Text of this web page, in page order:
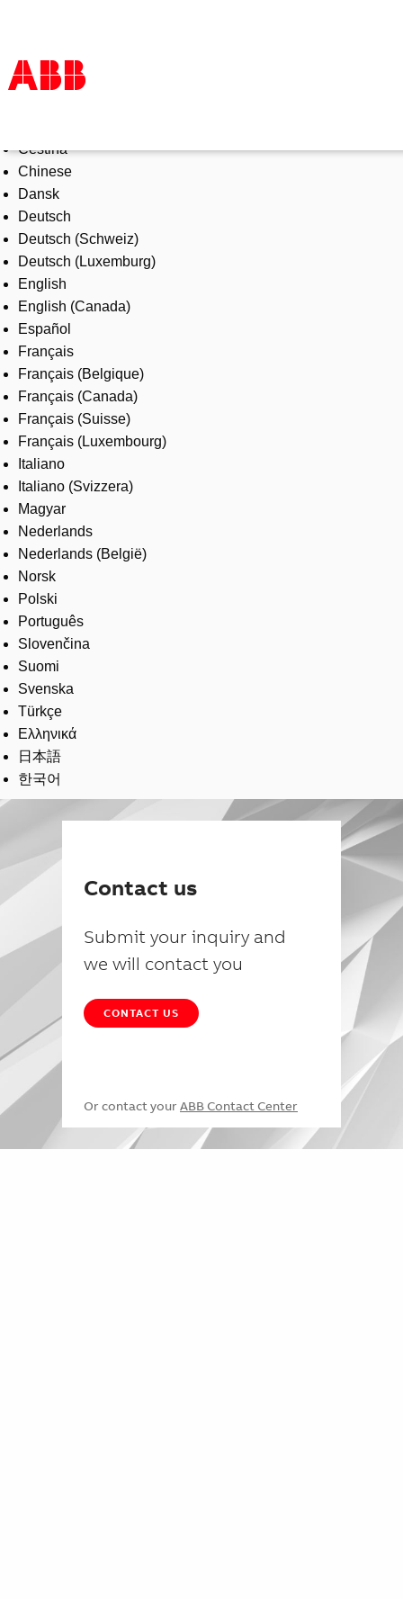
Products & Solutions
Industries
Services
About us
Where to buy
Contact us
Careers
Čeština
Chinese
Dansk
Deutsch
Deutsch (Schweiz)
Deutsch (Luxemburg)
English
English (Canada)
Español
Français
Français (Belgique)
Français (Canada)
Français (Suisse)
Français (Luxembourg)
Italiano
Italiano (Svizzera)
Magyar
Nederlands
Nederlands (België)
Norsk
Polski
Português
Slovenčina
Suomi
Svenska
Türkçe
Ελληνικά
日本語
한국어
Contact us
Submit your inquiry and
we will contact you
CONTACT US
Or contact your ABB Contact Center